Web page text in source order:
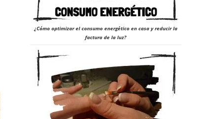
¿Cómo optimizar el consumo energético en casa y reducir la
factura de la luz?